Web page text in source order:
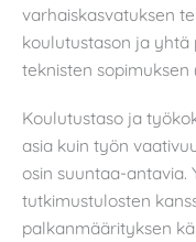
varhaiskasvatuksen
koulutustason ja
teknisten sopimuksen
Koulutustaso ja
asia kuin työn
osin suuntaa-antavia.
tutkimustulosten
palkanmäärityksen